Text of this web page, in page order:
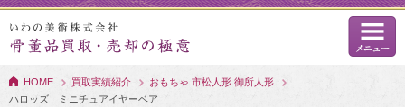
HOME 買取実績紹介
おもちゃ 市松人形 御所人形
ハロッズ ミニチュアイヤーベア